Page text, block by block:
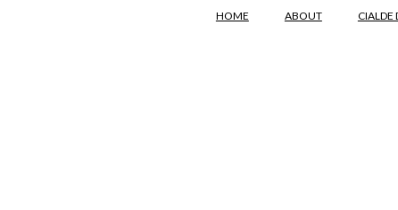
HOME ABOUT CIALDE